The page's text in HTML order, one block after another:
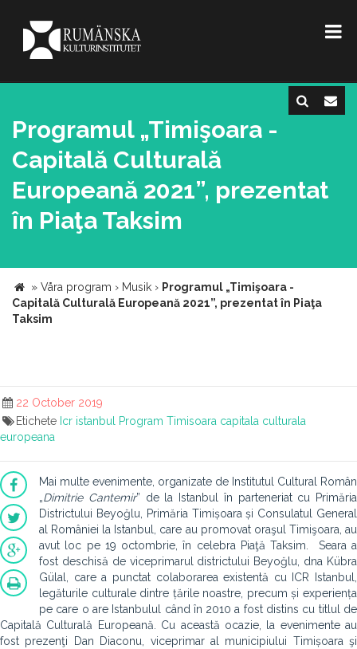
Programul „Timişoara -
Capitală Culturală
Europeană 2021”, prezentat
în Piaţa Taksim
» Våra program › Musik › Programul „Timişoara -
Capitală Culturală Europeană 2021”, prezentat în Piaţa
Taksim
22 October 2019
Etichete Icr istanbul Program Timisoara capitala culturala
europeana
Mai multe evenimente, organizate de Institutul Cultural Român
„Dimitrie Cantemir” de la Istanbul în parteneriat cu Primăria
Districtului Beyoğlu, Primăria Timișoara și Consulatul General
al României la Istanbul, care au promovat oraşul Timişoara, au
avut loc pe 19 octombrie, în celebra Piaţă Taksim. Seara a
fost deschisă de viceprimarul districtului Beyoğlu, dna Kübra
Gülal, care a punctat colaborarea existentă cu ICR Istanbul,
legăturile culturale dintre țările noastre, precum și experiența
pe care o are Istanbulul când în 2010 a fost distins cu titlul de
Capitală Culturală Europeană. Cu această ocazie, la evenimente au
fost prezenţi Dan Diaconu, viceprimar al municipiului Timișoara şi